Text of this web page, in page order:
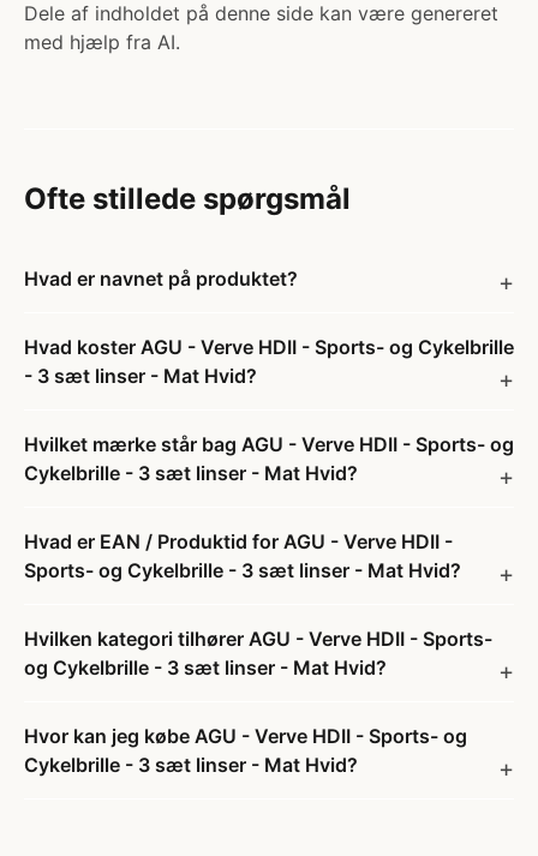
Dele af indholdet på denne side kan være genereret
med hjælp fra AI.
Ofte stillede spørgsmål
Hvad er navnet på produktet?
Hvad koster AGU - Verve HDII - Sports- og Cykelbrille
- 3 sæt linser - Mat Hvid?
Hvilket mærke står bag AGU - Verve HDII - Sports- og
Cykelbrille - 3 sæt linser - Mat Hvid?
Hvad er EAN / Produktid for AGU - Verve HDII -
Sports- og Cykelbrille - 3 sæt linser - Mat Hvid?
Hvilken kategori tilhører AGU - Verve HDII - Sports-
og Cykelbrille - 3 sæt linser - Mat Hvid?
Hvor kan jeg købe AGU - Verve HDII - Sports- og
Cykelbrille - 3 sæt linser - Mat Hvid?